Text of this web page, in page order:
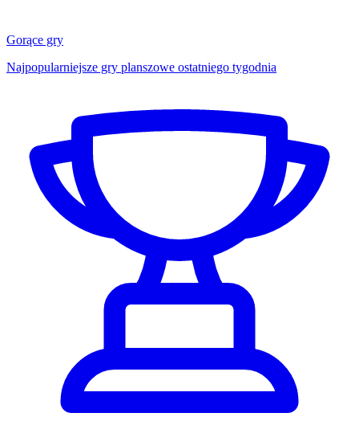
Gorące gry
Najpopularniejsze gry planszowe ostatniego tygodnia